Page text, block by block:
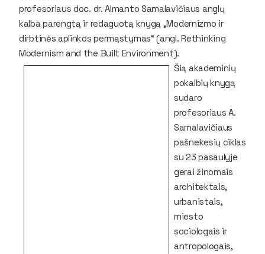
profesoriaus doc. dr. Almanto Samalavičiaus anglų
kalba parengtą ir redaguotą knygą „Modernizmo ir
dirbtinės aplinkos permąstymas“ (angl.Rethinking
Modernism and the Built Environment).
Šią akademinių
pokalbių knygą
sudaro
profesoriaus A.
Samalavičiaus
pašnekesių ciklas
su 23 pasaulyje
gerai žinomais
architektais,
urbanistais,
miesto
sociologais ir
antropologais,